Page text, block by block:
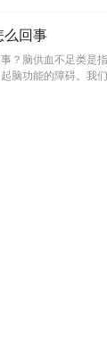
么回事
？脑供血不足类是
脑功能的障碍。我